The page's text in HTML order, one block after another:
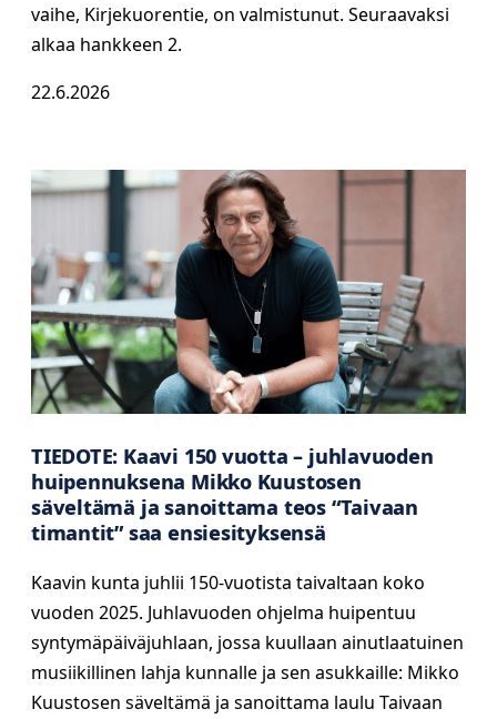
vaihe, Kirjekuorentie, on valmistunut. Seuraavaksi
alkaa hankkeen 2.
22.6.2026
TIEDOTE: Kaavi 150 vuotta – juhlavuoden
huipennuksena Mikko Kuustosen
säveltämä ja sanoittama teos “Taivaan
timantit” saa ensiesityksensä
Kaavin kunta juhlii 150-vuotista taivaltaan koko
vuoden 2025. Juhlavuoden ohjelma huipentuu
syntymäpäiväjuhlaan, jossa kuullaan ainutlaatuinen
musiikillinen lahja kunnalle ja sen asukkaille: Mikko
Kuustosen säveltämä ja sanoittama laulu Taivaan